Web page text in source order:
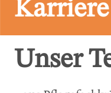
Karriere
Unser